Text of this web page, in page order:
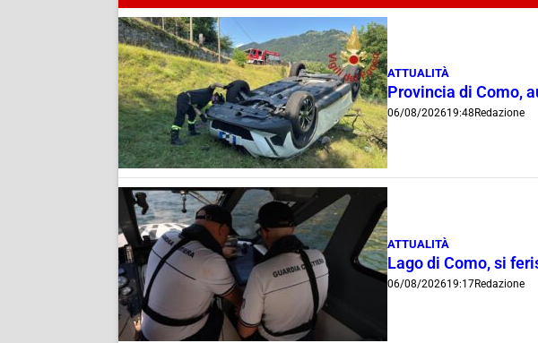
ATTUALITÀ
Provincia di Como,
06/08/202619:48 Redazione
ATTUALITÀ
Lago di Como, si
06/08/202619:17Redazione